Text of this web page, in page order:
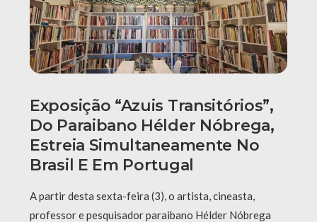
Exposição “Azuis Transitórios”,
Do Paraibano Hélder Nóbrega,
Estreia Simultaneamente No
Brasil E Em Portugal
A partir desta sexta-feira (3), o artista, cineasta,
professor e pesquisador paraibano Hélder Nóbrega